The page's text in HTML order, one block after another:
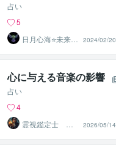
占い
5
日月心海⭐未来灯
火
2024/02/20
心に与える音楽の影響
占い
4
霊視鑑定士 昴
流（すばる）※ブ
ログ更新中
2026/05/14